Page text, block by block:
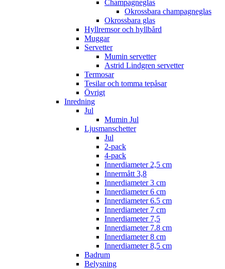
Champagneglas
Okrossbara champagneglas
Okrossbara glas
Hyllremsor och hyllbård
Muggar
Servetter
Mumin servetter
Astrid Lindgren servetter
Termosar
Tesilar och tomma tepåsar
Övrigt
Inredning
Jul
Mumin Jul
Ljusmanschetter
Jul
2-pack
4-pack
Innerdiameter 2,5 cm
Innermått 3,8
Innerdiameter 3 cm
Innerdiameter 6 cm
Innerdiameter 6.5 cm
Innerdiameter 7 cm
Innerdiameter 7,5
Innerdiameter 7.8 cm
Innerdiameter 8 cm
Innerdiameter 8,5 cm
Badrum
Belysning